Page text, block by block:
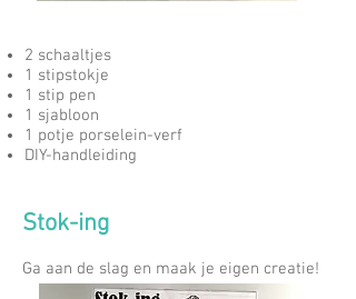
2 schaaltjes
1 stipstokje
1 stip pen
1 sjabloon
1 potje porselein-verf
DIY-handleiding
Stok-ing
Ga aan de slag en maak je eigen creatie!